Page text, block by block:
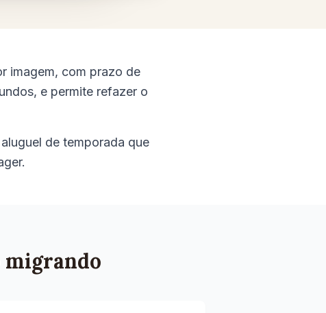
imagem, com prazo de
e permite refazer o
de temporada que
migrando